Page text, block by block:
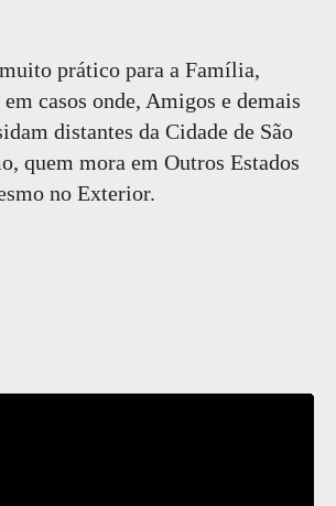
prático para a Família,
casos onde, Amigos e demais
distantes da Cidade de São
quem mora em Outros Estados
no Exterior.